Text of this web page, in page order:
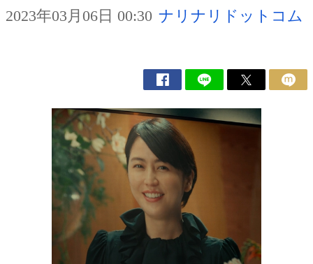
2023年03月06日 00:30 ナリナリドットコム